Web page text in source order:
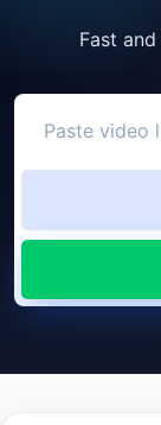
Fast